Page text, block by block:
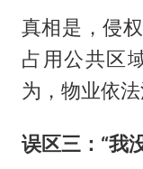
真相是，侵
占用公共区
为，物业依法
误区三：“我